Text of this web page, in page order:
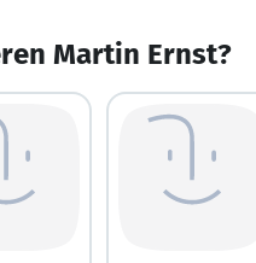
Martin Ernst?